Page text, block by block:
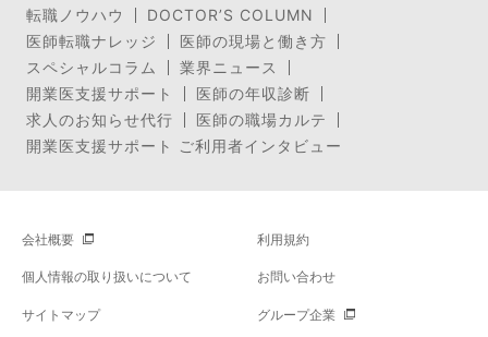
転職ノウハウ
DOCTOR’S COLUMN
医師転職ナレッジ
医師の現場と働き方
スペシャルコラム
業界ニュース
開業医支援サポート
医師の年収診断
求人のお知らせ代行
医師の職場カルテ
開業医支援サポート ご利用者インタビュー
会社概要 利用規約
個人情報の取り扱いについて お問い合わせ
サイトマップ グループ企業